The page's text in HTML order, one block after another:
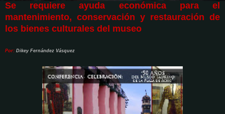
Se requiere ayuda económica para el
mantenimiento, conservación y restauración de
los bienes culturales del museo
Por: Dikey Fernández Vásquez